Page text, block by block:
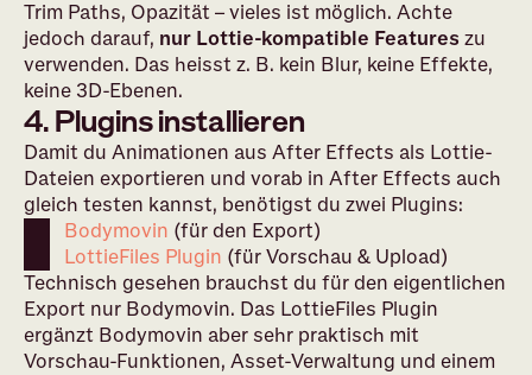
Trim Paths, Opazität – vieles ist möglich. Achte
jedoch darauf, nur Lottie-kompatible Features zu
verwenden. Das heisst z. B. kein Blur, keine Effekte,
keine 3D-Ebenen.
4. Plugins installieren
Damit du Animationen aus After Effects als Lottie-
Dateien exportieren und vorab in After Effects auch
gleich testen kannst, benötigst du zwei Plugins:
Bodymovin (für den Export)
LottieFiles Plugin (für Vorschau & Upload)
Technisch gesehen brauchst du für den eigentlichen
Export nur Bodymovin. Das LottieFiles Plugin
ergänzt Bodymovin aber sehr praktisch mit
Vorschau-Funktionen, Asset-Verwaltung und einem